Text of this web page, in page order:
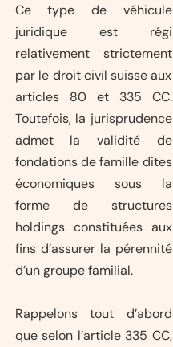
Ce type de véhicule
juridique est régi
relativement strictement
par le droit civil suisse aux
articles 80 et 335 CC.
Toutefois, la jurisprudence
admet la validité de
fondations de famille dites
économiques sous la
forme de structures
holdings constituées aux
fins d’assurer la pérennité
d’un groupe familial.
Rappelons tout d’abord
que selon l’article 335 CC,